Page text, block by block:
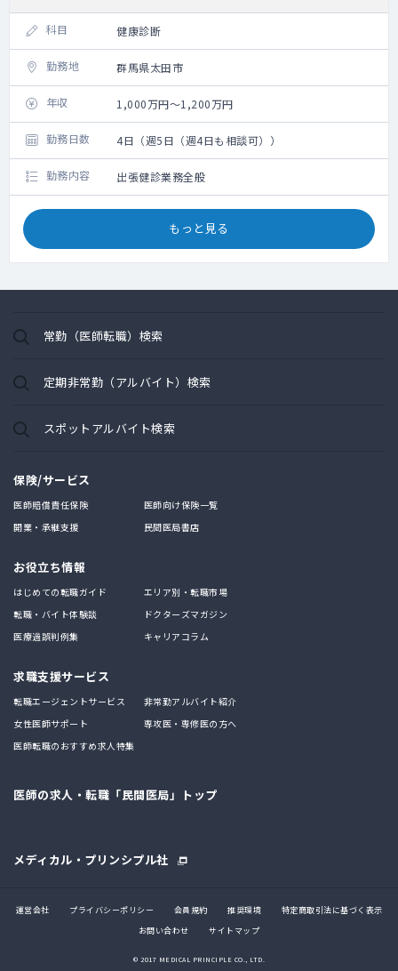
科目 健康診断
勤務地 群馬県太田市
年収 1,000万円～1,200万円
勤務日数 4日（週5日（週4日も相談可））
勤務内容 出張健診業務全般
もっと見る
常勤（医師転職）検索
定期非常勤（アルバイト）検索
スポットアルバイト検索
保険/サービス
医師賠償責任保険
医師向け保険一覧
開業・承継支援
民間医局書店
お役立ち情報
はじめての転職ガイド
エリア別・転職市場
転職・バイト体験談
ドクターズマガジン
医療過誤判例集
キャリアコラム
求職支援サービス
転職エージェントサービス
非常勤アルバイト紹介
女性医師サポート
専攻医・専修医の方へ
医師転職のおすすめ求人特集
医師の求人・転職「民間医局」トップ
メディカル・プリンシプル社
運営会社 プライバシーポリシー 会員規約 推奨環境
特定商取引法に基づく表示
お問い合わせ
サイトマップ
© 2017 MEDICAL PRINCIPLE CO., LTD.